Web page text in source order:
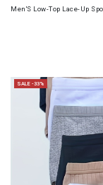
Men'S Low-Top Lace-Up
SALE -33%